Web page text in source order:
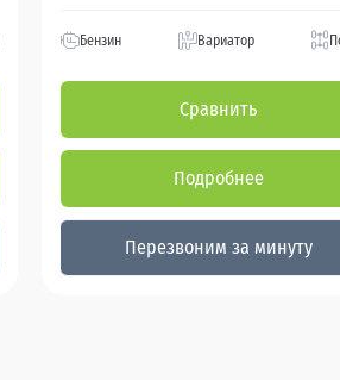
Бензин Вариатор
Сравнить
Подробнее
Перезвоним за минуту